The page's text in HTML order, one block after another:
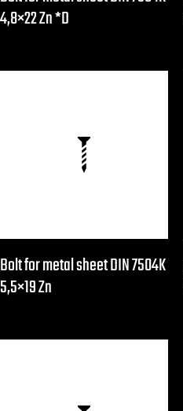
4,8×22 Zn *D
Bolt for metal sheet DIN 7504K
5,5×19 Zn